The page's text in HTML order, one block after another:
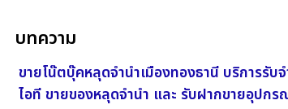
บทความ
ขายโน๊ตบุ๊คหลุดจำนำเมืองทองธานี บริการรั
ไอที ขายของหลุดจำนำ และ รับฝากขายอุปกร